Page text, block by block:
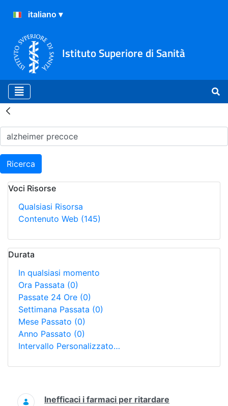
Istituto Superiore di Sanità
Risultati della Ricerca -
Ricerca
Voci Risorse
Qualsiasi Risorsa
Contenuto Web (145)
Durata
In qualsiasi momento
Ora Passata (0)
Passate 24 Ore (0)
Settimana Passata (0)
Mese Passato (0)
Anno Passato (0)
Intervallo Personalizzato…
Ricerca
Inefficaci i farmaci per ritardare